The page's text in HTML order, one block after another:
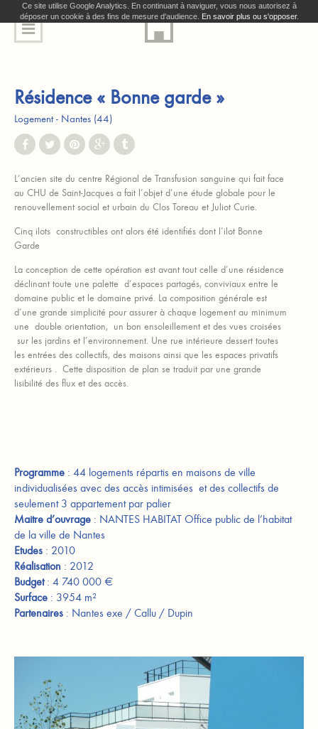
Ce site utilise Google Analytics. En continuant à naviguer, vous nous autorisez à
déposer un cookie à des fins de mesure d'audience. En savoir plus ou s'opposer.
Résidence « Bonne garde »
Logement Nantes (44)
L’ancien site du centre Régional de Transfusion sanguine qui fait face
au CHU de Saint-Jacques a fait l’objet d’une étude globale pour le
renouvellement social et urbain du Clos Toreau et Juliot Curie.
Cinq ilots constructibles ont alors été identifiés dont l’ilot Bonne
Garde
La conception de cette opération est avant tout celle d’une résidence
déclinant toute une palette d’espaces partagés, conviviaux entre le
domaine public et le domaine privé. La composition générale est
d’une grande simplicité pour assurer à chaque logement au minimum
une double orientation, un bon ensoleillement et des vues croisées
sur les jardins et l’environnement. Une rue intérieure dessert toutes
les entrées des collectifs, des maisons ainsi que les espaces privatifs
extérieurs . Cette disposition de plan se traduit par une grande
lisibilité des flux et des accès.
Programme : 44 logements répartis en maisons de ville
individualisées avec des accès intimisées et des collectifs de
seulement 3 appartement par palier
Maitre d’ouvrage : NANTES HABITAT Office public de l’habitat
de la ville de Nantes
Etudes : 2010
Réalisation : 2012
Budget : 4 740 000 €
Surface : 3954 m²
Partenaires : Nantes exe / Callu / Dupin